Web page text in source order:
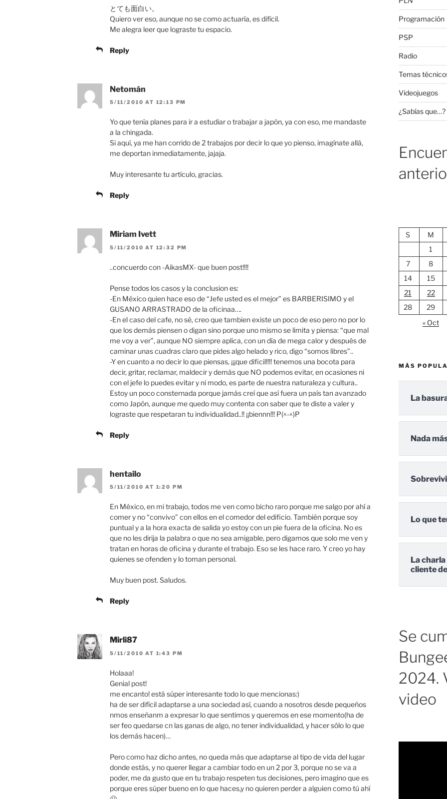
とても面白い。
Quiero ver eso, aunque no se como actuaría, es difícil.
Me alegra leer que lograste tu espacio.
Reply
Netomán
5/11/2010 AT 12:13 PM
Yo que tenía planes para ir a estudiar o trabajar a japón, ya con eso, me mandaste
a la chingada.
Si aquí, ya me han corrido de 2 trabajos por decir lo que yo pienso, imagínate allá,
me deportan inmediatamente, jajaja.
Muy interesante tu artículo, gracias.
Reply
Miriam Ivett
5/11/2010 AT 12:32 PM
..concuerdo con -AikasMX- que buen post!!!!
Pense todos los casos y la conclusion es:
-En México quien hace eso de “Jefe usted es el mejor” es BARBERISIMO y el
GUSANO ARRASTRADO de la oficinaa….
-En el caso del cafe, no sé, creo que tambien existe un poco de eso pero no por lo
que los demás piensen o digan sino porque uno mismo se limita y piensa: “que mal
me voy a ver”, aunque NO siempre aplica, con un día de mega calor y después de
caminar unas cuadras claro que pides algo helado y rico, digo “somos libres”..
-Y en cuanto a no decir lo que piensas, ¡¡¡que dificil!!!! tenemos una bocota para
decir, gritar, reclamar, maldecir y demás que NO podemos evitar, en ocasiones ni
con el jefe lo puedes evitar y ni modo, es parte de nuestra naturaleza y cultura..
Estoy un poco consternada porque jamás creí que así fuera un país tan avanzado
como Japón, aunque me quedo muy contenta con saber que te diste a valer y
lograste que respetaran tu individualidad..!! ¡¡biennn!!! P(^-^)P
Reply
hentailo
5/11/2010 AT 1:20 PM
En México, en mi trabajo, todos me ven como bicho raro porque me salgo por ahí a
comer y no “convivo” con ellos en el comedor del edificio. También porque soy
puntual y a la hora exacta de salida yo estoy con un pie fuera de la oficina. No es
que no les dirija la palabra o que no sea amigable, pero digamos que solo me ven y
tratan en horas de oficina y durante el trabajo. Eso se les hace raro. Y creo yo hay
quienes se ofenden y lo toman personal.
Muy buen post. Saludos.
Reply
Mirli87
5/11/2010 AT 1:43 PM
Holaaa!
Genial post!
me encanto! está súper interesante todo lo que mencionas:)
ha de ser difícil adaptarse a una sociedad así, cuando a nosotros desde pequeños
nmos enseñanm a expresar lo que sentimos y queremos en ese momento(ha de
ser feo quedarse cn las ganas de algo, no tener individualidad, y hacer sólo lo que
los demás hacen)…
Pero como haz dicho antes, no queda más que adaptarse al tipo de vida del lugar
donde estás, y no querer llegar a cambiar todo en un 2 por 3, porque no se va a
poder, me da gusto que en tu trabajo respeten tus decisiones, pero imagino que es
porque eres súper bueno en lo que haces,y no quieren perder a alguien como tú ahí
Programación
PSP
Radio
Temas
Videojuegos
¿Sabías que…?
S
M
1
7
8
14
15
21
22
28
29
« Oct
MÁS
La
Nada
Lo que
La
cliente
Se
2024.
video